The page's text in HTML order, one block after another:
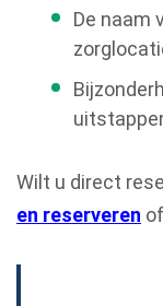
De naam
Wilt u direct
en reserveren